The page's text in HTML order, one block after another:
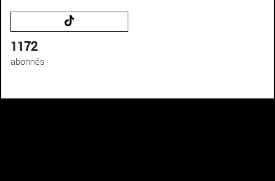
1172
abonnés